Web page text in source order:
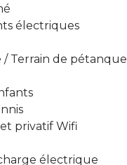
électriques
/ Terrain de pétanque
privatif Wifi
électrique